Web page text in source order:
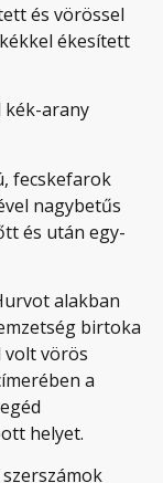
és vörössel
ékesített
arany
fecskefarok
nagybetűs
és után egy-
alakban
birtoka
volt vörös
a
helyet.